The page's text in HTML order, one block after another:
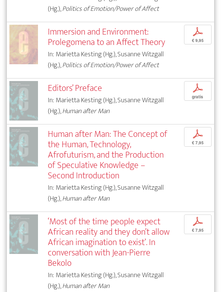
(Hg.),Politics of Emotion/Power of Affect
Immersion and Environment:
Prolegomena to an Affect Theory
In: Marietta Kesting (Hg.), Susanne Witzgall
(Hg.),Politics of Emotion/Power of Affect
p
€ 9,95
Editors’ Preface
In: Marietta Kesting (Hg.), Susanne Witzgall
(Hg.),Human after Man
p
gratis
Human after Man: The Concept of
the Human, Technology,
Afrofuturism, and the Production
of Speculative Knowledge –
Second Introduction
In: Marietta Kesting (Hg.), Susanne Witzgall
(Hg.),Human after Man
p
€ 7,95
‘Most of the time people expect
African reality and they don’t allow
African imagination to exist’. In
conversation with Jean-Pierre
Bekolo
In: Marietta Kesting (Hg.), Susanne Witzgall
(Hg.),Human after Man
p
€ 7,95